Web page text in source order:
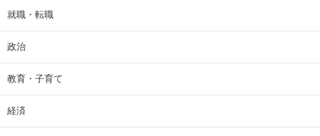
就職・転職
政治
教育・子育て
経済